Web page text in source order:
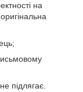
на
підлягає.